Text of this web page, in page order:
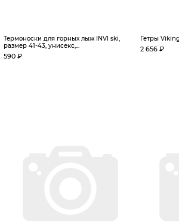
Термоноски для горных лыж INVI ski,
размер 41-43, унисекс,...
590 ₽
Гетры
2 656 ₽